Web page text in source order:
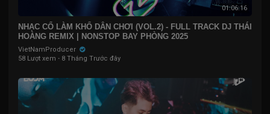
01:06:16
NHẠC CỔ LÀM KHỔ DÂN CHƠI (VOL.2) - FULL TRACK DJ THÁI
HOÀNG REMIX | NONSTOP BAY PHÒNG 2025
VietNamProducer
58 Lượt xem · 8 Tháng Trước đây